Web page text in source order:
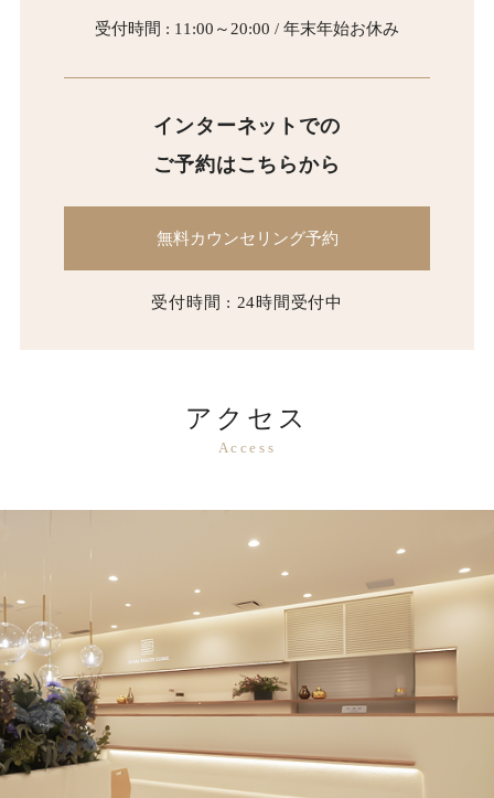
受付時間 : 11:00～20:00 / 年末年始お休み
インターネットでの
ご予約はこちらから
無料カウンセリング予約
受付時間 : 24時間受付中
アクセス
Access